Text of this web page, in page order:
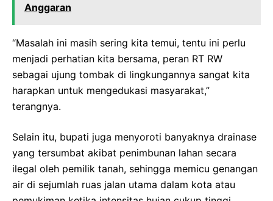
Anggaran
“Masalah ini masih sering kita temui, tentu ini perlu
menjadi perhatian kita bersama, peran RT RW
sebagai ujung tombak di lingkungannya sangat kita
harapkan untuk mengedukasi masyarakat,”
terangnya.
Selain itu, bupati juga menyoroti banyaknya drainase
yang tersumbat akibat penimbunan lahan secara
ilegal oleh pemilik tanah, sehingga memicu genangan
air di sejumlah ruas jalan utama dalam kota atau